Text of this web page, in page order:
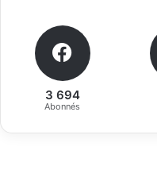
3 694
Abonnés